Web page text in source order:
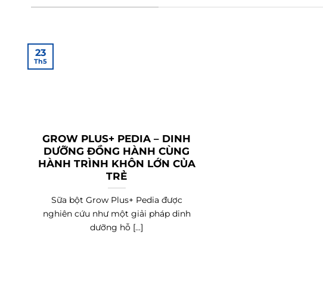
GROW PLUS+ PEDIA – DINH
DƯỠNG ĐỒNG HÀNH CÙNG
HÀNH TRÌNH KHÔN LỚN CỦA
TRẺ
Sữa bột Grow Plus+ Pedia được
nghiên cứu như một giải pháp dinh
dưỡng hỗ [...]
23
Th5